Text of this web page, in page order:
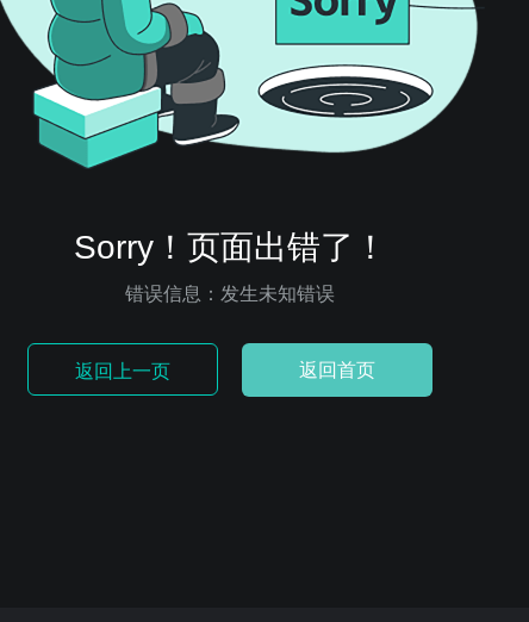
Sorry！页面出错了！
错误信息：发生未知错误
返回上一页 返回首页